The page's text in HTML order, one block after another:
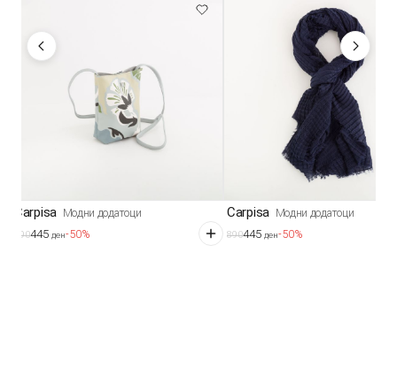
Carpisa Модни додатоци
890445 ден-50%
Carpisa Модни додатоци
890445 ден-50%